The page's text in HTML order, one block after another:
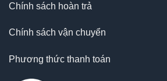
Chính sách hoàn trả
Chính sách vận chuyển
Phương thức thanh toán